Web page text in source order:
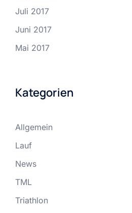
Juli 2017
Juni 2017
Mai 2017
Kategorien
Allgemein
Lauf
News
TML
Triathlon